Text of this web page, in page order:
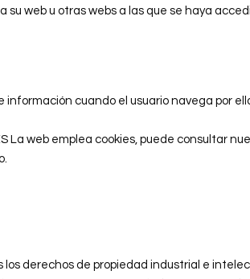
su web u otras webs a las que se haya
cuando el usuario navega por
La web emplea cookies, puede consultar
los derechos de propiedad industrial e